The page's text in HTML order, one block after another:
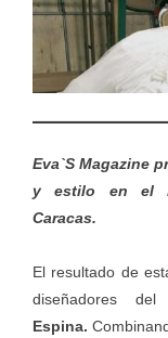
Eva`S Magazine
y estilo en el
Caracas.
El resultado de
diseñadores
Espina.